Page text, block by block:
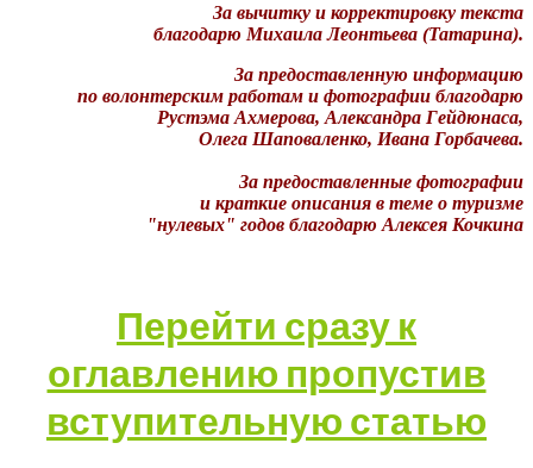
За вычитку и корректировку текста
благодарю Михаила Леонтьева (Татарина).
За предоставленную информацию
по волонтерским работам и фотографии благодарю
Рустэма Ахмерова, Александра Гейдюнаса,
Олега Шаповаленко, Ивана Горбачева.
За предоставленные фотографии
и краткие описания в теме о туризме
"нулевых" годов благодарю Алексея Кочкина
Перейти сразу к
оглавлению пропустив
вступительную статью